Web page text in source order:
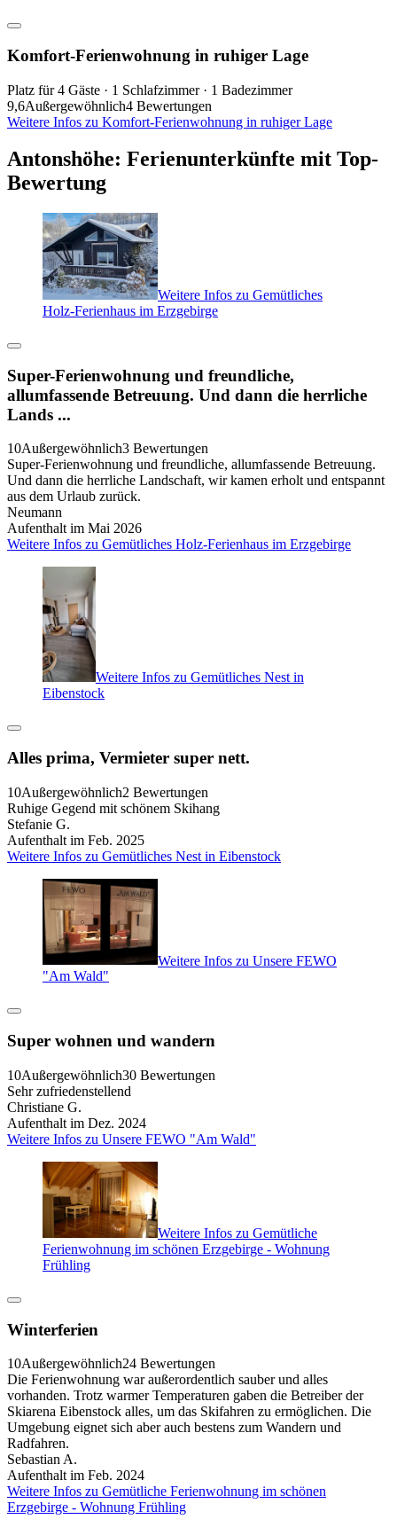
Komfort-Ferienwohnung in ruhiger Lage
Platz für 4 Gäste · 1 Schlafzimmer · 1 Badezimmer
9,6Außergewöhnlich4 Bewertungen
Weitere Infos zu Komfort-Ferienwohnung in ruhiger Lage
Antonshöhe: Ferienunterkünfte mit Top-
Bewertung
Weitere Infos zu Gemütliches
Holz-Ferienhaus im Erzgebirge
Super-Ferienwohnung und freundliche,
allumfassende Betreuung. Und dann die herrliche
Lands ...
10Außergewöhnlich3 Bewertungen
Super-Ferienwohnung und freundliche, allumfassende Betreuung.
Und dann die herrliche Landschaft, wir kamen erholt und entspannt
aus dem Urlaub zurück.
Neumann
Aufenthalt im Mai 2026
Weitere Infos zu Gemütliches Holz-Ferienhaus im Erzgebirge
Weitere Infos zu Gemütliches Nest in
Eibenstock
Alles prima, Vermieter super nett.
10Außergewöhnlich2 Bewertungen
Ruhige Gegend mit schönem Skihang
Stefanie G.
Aufenthalt im Feb. 2025
Weitere Infos zu Gemütliches Nest in Eibenstock
Weitere Infos zu Unsere FEWO
"Am Wald"
Super wohnen und wandern
10Außergewöhnlich30 Bewertungen
Sehr zufriedenstellend
Christiane G.
Aufenthalt im Dez. 2024
Weitere Infos zu Unsere FEWO "Am Wald"
Weitere Infos zu Gemütliche
Ferienwohnung im schönen Erzgebirge - Wohnung
Frühling
Winterferien
10Außergewöhnlich24 Bewertungen
Die Ferienwohnung war außerordentlich sauber und alles
vorhanden. Trotz warmer Temperaturen gaben die Betreiber der
Skiarena Eibenstock alles, um das Skifahren zu ermöglichen. Die
Umgebung eignet sich aber auch bestens zum Wandern und
Radfahren.
Sebastian A.
Aufenthalt im Feb. 2024
Weitere Infos zu Gemütliche Ferienwohnung im schönen
Erzgebirge - Wohnung Frühling